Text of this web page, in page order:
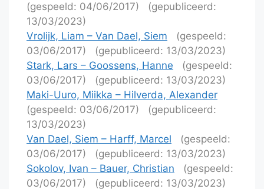
(gespeeld: 04/06/2017)
(gepubliceerd:
13/03/2023)
Vrolijk, Liam – Van Dael, Siem
(gespeeld:
03/06/2017)
(gepubliceerd: 13/03/2023)
Stark, Lars – Goossens, Hanne
(gespeeld:
03/06/2017)
(gepubliceerd: 13/03/2023)
Maki-Uuro, Miikka – Hilverda, Alexander
(gespeeld: 03/06/2017)
(gepubliceerd:
13/03/2023)
Van Dael, Siem – Harff, Marcel
(gespeeld:
03/06/2017)
(gepubliceerd: 13/03/2023)
Sokolov, Ivan – Bauer, Christian
(gespeeld:
03/06/2017)
(gepubliceerd: 13/03/2023)